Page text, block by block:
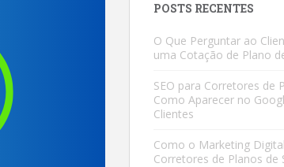
POSTS RECENTES
O Que Perguntar ao
uma Cotação de Plano
SEO para Corretores de
Como Aparecer no
Clientes
Como o Marketing
Corretores de Planos de